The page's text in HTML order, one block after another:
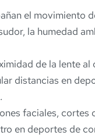
el movimiento
la humedad
de la lente
distancias en
faciales, cortes
en deportes de